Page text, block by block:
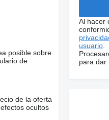
posible sobre
de
de la oferta
ocultos
Al hacer
usuario
para dar